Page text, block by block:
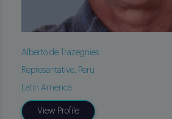
Alberto de Trazegnies
Representative, Peru
Latin America
View Profile